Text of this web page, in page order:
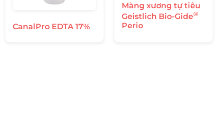
CanalPro EDTA 17%
Màng xương tự tiêu
Geistlich Bio-Gide®
Perio